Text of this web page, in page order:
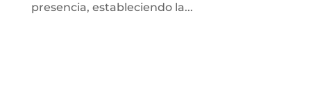
presencia, estableciendo la...